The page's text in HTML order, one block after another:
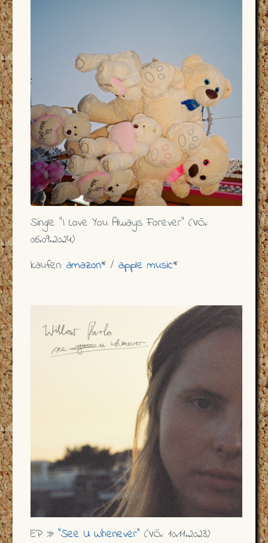
Single "I Love You Always Forever" (VÖ.:
06.09.2024)
kaufen: amazon* / apple music*
EP » "See U Whenever" (VÖ.: 10.11.2023)